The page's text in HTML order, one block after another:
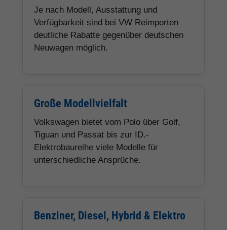
Je nach Modell, Ausstattung und
Verfügbarkeit sind bei VW Reimporten
deutliche Rabatte gegenüber deutschen
Neuwagen möglich.
Große Modellvielfalt
Volkswagen bietet vom Polo über Golf,
Tiguan und Passat bis zur ID.-
Elektrobaureihe viele Modelle für
unterschiedliche Ansprüche.
Benziner, Diesel, Hybrid & Elektro